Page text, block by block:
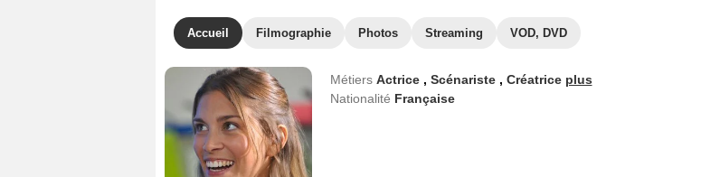
Accueil Filmographie Photos Streaming VOD, DVD
Métiers Actrice , Scénariste , Créatrice plus
Nationalité Française